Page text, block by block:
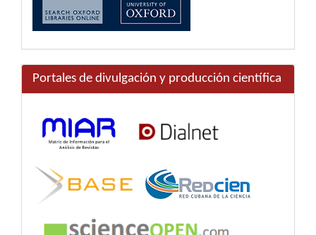
Portales de divulgación y producción científica